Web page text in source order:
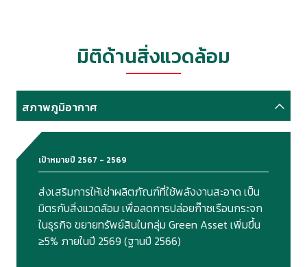
มิติด้านสิ่งแวดล้อม
สภาพภูมิอากาศ
เป้าหมายปี 2567 - 2569
ส่งเสริมการให้เช่าผลิตภัณฑ์ที่ใช้พลังงานสะอาด เป็น
มิตรกับสิ่งแวดล้อม เพื่อลดการปล่อยก๊าซเรือนกระจก
ในธุรกิจ ขยายทรัพย์สินในกลุ่ม Green Asset เพิ่มขึ้น
≥5% ภายในปี 2569 (ฐานปี 2566)